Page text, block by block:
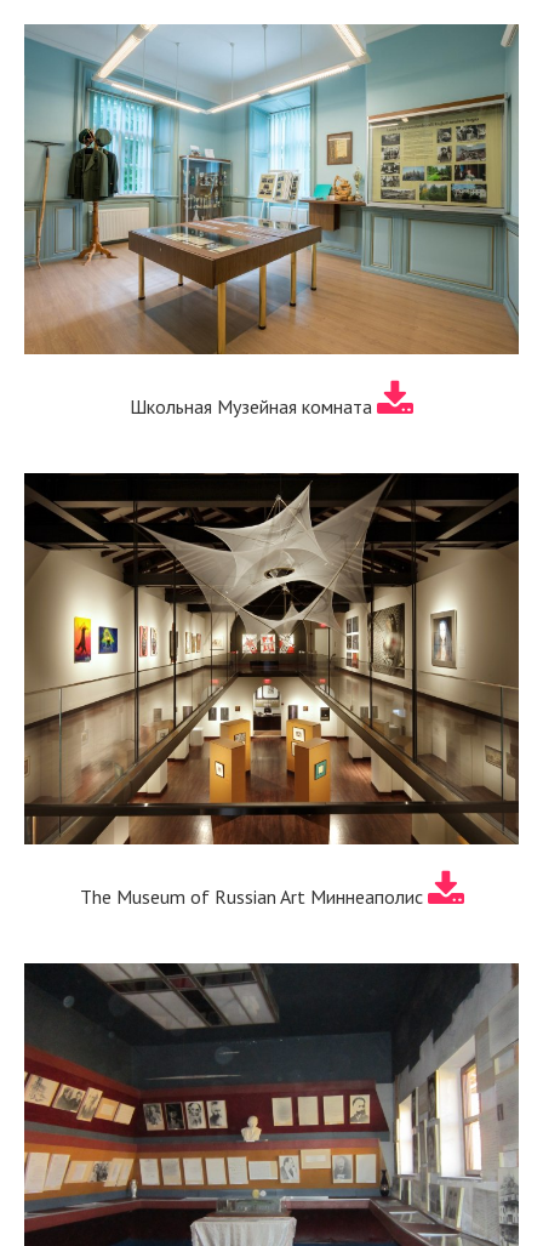
Школьная Музейная комната
The Museum of Russian Art Миннеаполис